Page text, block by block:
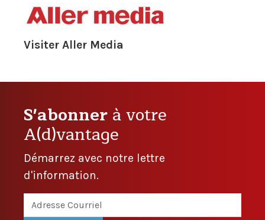
Visiter Aller Media
S'abonnerà votre
A(d)vantage
Démarrez avec notre lettre
d'information.